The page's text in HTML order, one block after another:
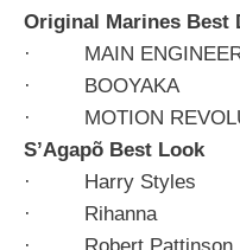
Original Marines Best
· MAIN
· BOOYAKA
· MOTION
S’Agapõ Best Look
· Harry Styles
· Rihanna